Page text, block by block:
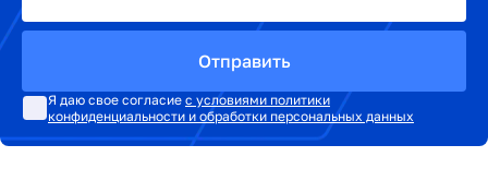
Отправить
Я даю свое согласие с условиями политики
конфиденциальности и обработки персональных данных